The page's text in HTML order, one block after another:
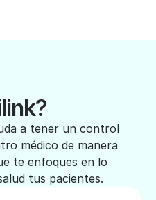
a tener un control
médico de manera
te enfoques en lo
tus pacientes.